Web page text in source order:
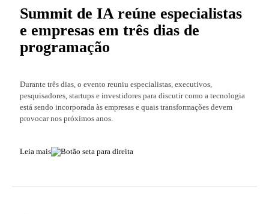
Summit de IA reúne especialistas
e empresas em três dias de
programação
Durante três dias, o evento reuniu especialistas, executivos,
pesquisadores, startups e investidores para discutir como a tecnologia
está sendo incorporada às empresas e quais transformações devem
provocar nos próximos anos.
Leia mais